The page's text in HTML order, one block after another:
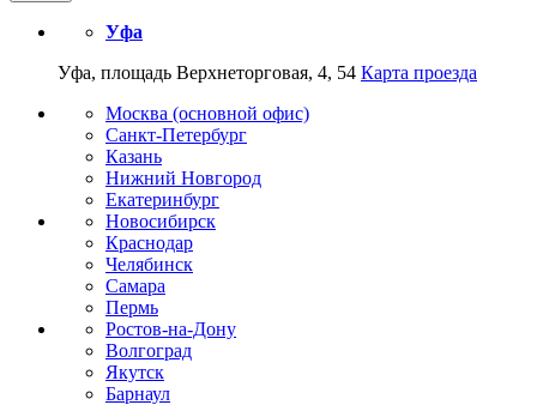
Уфа
Уфа, площадь Верхнеторговая, 4, 54 Карта проезда
Москва (основной офис)
Санкт-Петербург
Казань
Нижний Новгород
Екатеринбург
Новосибирск
Краснодар
Челябинск
Самара
Пермь
Ростов-на-Дону
Волгоград
Якутск
Барнаул